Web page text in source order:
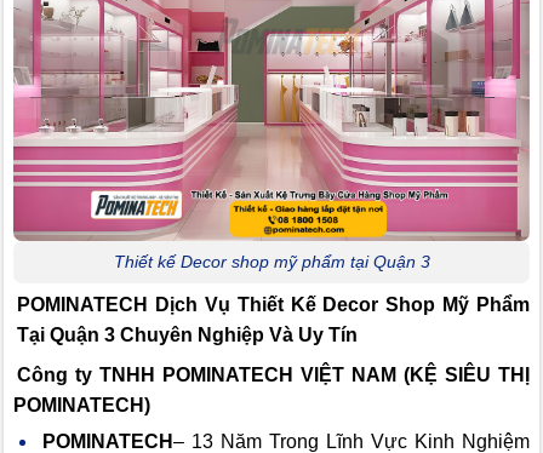
Thiết kế Decor shop mỹ phẩm tại Quận 3
POMINATECH Dịch Vụ Thiết Kế Decor Shop Mỹ Phẩm
Tại Quận 3 Chuyên Nghiệp Và Uy Tín
Công ty TNHH POMINATECH VIỆT NAM (KỆ SIÊU THỊ
POMINATECH)
POMINATECH– 13 Năm Trong Lĩnh Vực Kinh Nghiệm